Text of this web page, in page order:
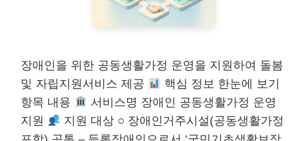
장애인을 위한 공동생활가정 운영을 지원하여 돌봄
및 자립지원서비스 제공
핵심 정보 한눈에 보기
항목 내용
서비스명 장애인 공동생활가정 운영
지원
지원 대상 ○ 장애인거주시설(공동생활가정